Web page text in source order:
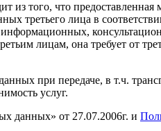
того, что
третьего лица в
лицам, она требует от
при передаче, в т.ч.
услуг.
данных» от 27.07.2006г. и